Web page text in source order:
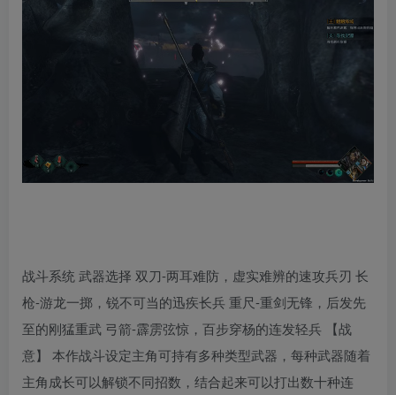
战斗系统 武器选择 双刀-两耳难防，虚实难辨的速攻兵刃 长
枪-游龙一掷，锐不可当的迅疾长兵 重尺-重剑无锋，后发先
至的刚猛重武 弓箭-霹雳弦惊，百步穿杨的连发轻兵 【战
意】 本作战斗设定主角可持有多种类型武器，每种武器随着
主角成长可以解锁不同招数，结合起来可以打出数十种连